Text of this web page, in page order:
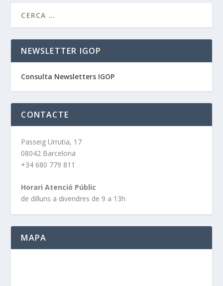
NEWSLETTER IGOP
Consulta Newsletters IGOP
CONTACTE
Passeig Urrutia, 17
08042 Barcelona
+34 680 779 811
Horari Atenció Públic
de dilluns a divendres de 9 a 13h
MAPA